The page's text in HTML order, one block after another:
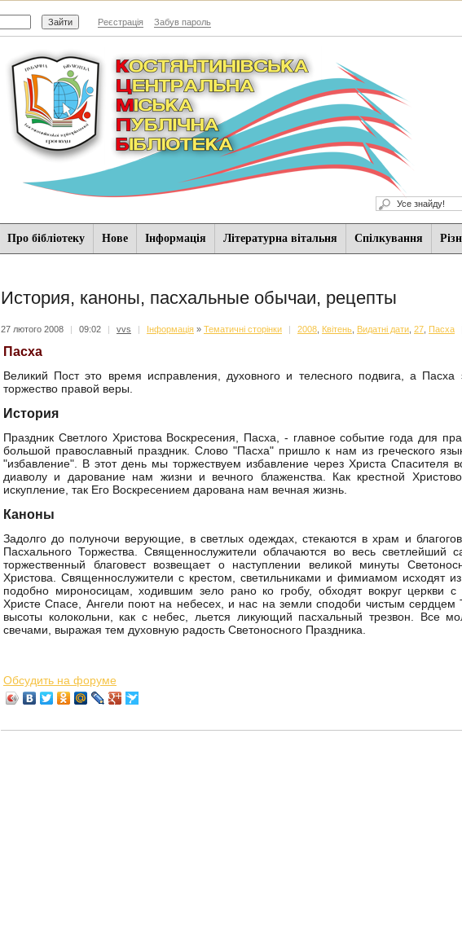
Реєстрація Забув пароль
Про бібліотеку Нове Iнформацiя Літературна вітальня Спiлкування
История, каноны, пасхальные обычаи, рецепты
27 лютого 2008 | 09:02 | vvs | Iнформацiя » Тематичні сторінки | 2008 Квітень Видатні дати 27 Пасха
Пасха
Великий Пост это время исправления, духовного и телесного подвига, а Пасха
торжество правой веры.
История
Праздник Светлого Христова Воскресения, Пасха, - главное событие года для
большой православный праздник. Слово "Пасха" пришло к нам из греческого
"избавление". В этот день мы торжествуем избавление через Христа Спасителя
диаволу и дарование нам жизни и вечного блаженства. Как крестной
искупление, так Его Воскресением дарована нам вечная жизнь.
Каноны
Задолго до полуночи верующие, в светлых одеждах, стекаются в храм и
Пасхального Торжества. Священнослужители облачаются во весь светлейший
торжественный благовест возвещает о наступлении великой минуты
Христова. Священнослужители с крестом, светильниками и фимиамом исходят
подобно мироносицам, ходившим зело рано ко гробу, обходят вокруг церкви с
Христе Спасе, Ангели поют на небесех, и нас на земли сподоби чистым сердцем
высоты колокольни, как с небес, льется ликующий пасхальный трезвон. Все
свечами, выражая тем духовную радость Светоносного Праздника.
Обсудить на форуме